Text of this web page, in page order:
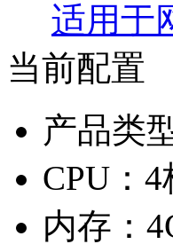
适用于
当前配置
产品类
CPU： 4
内存：